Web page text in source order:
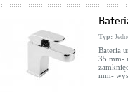
Typ:
Bateria
35 mm-
mm-